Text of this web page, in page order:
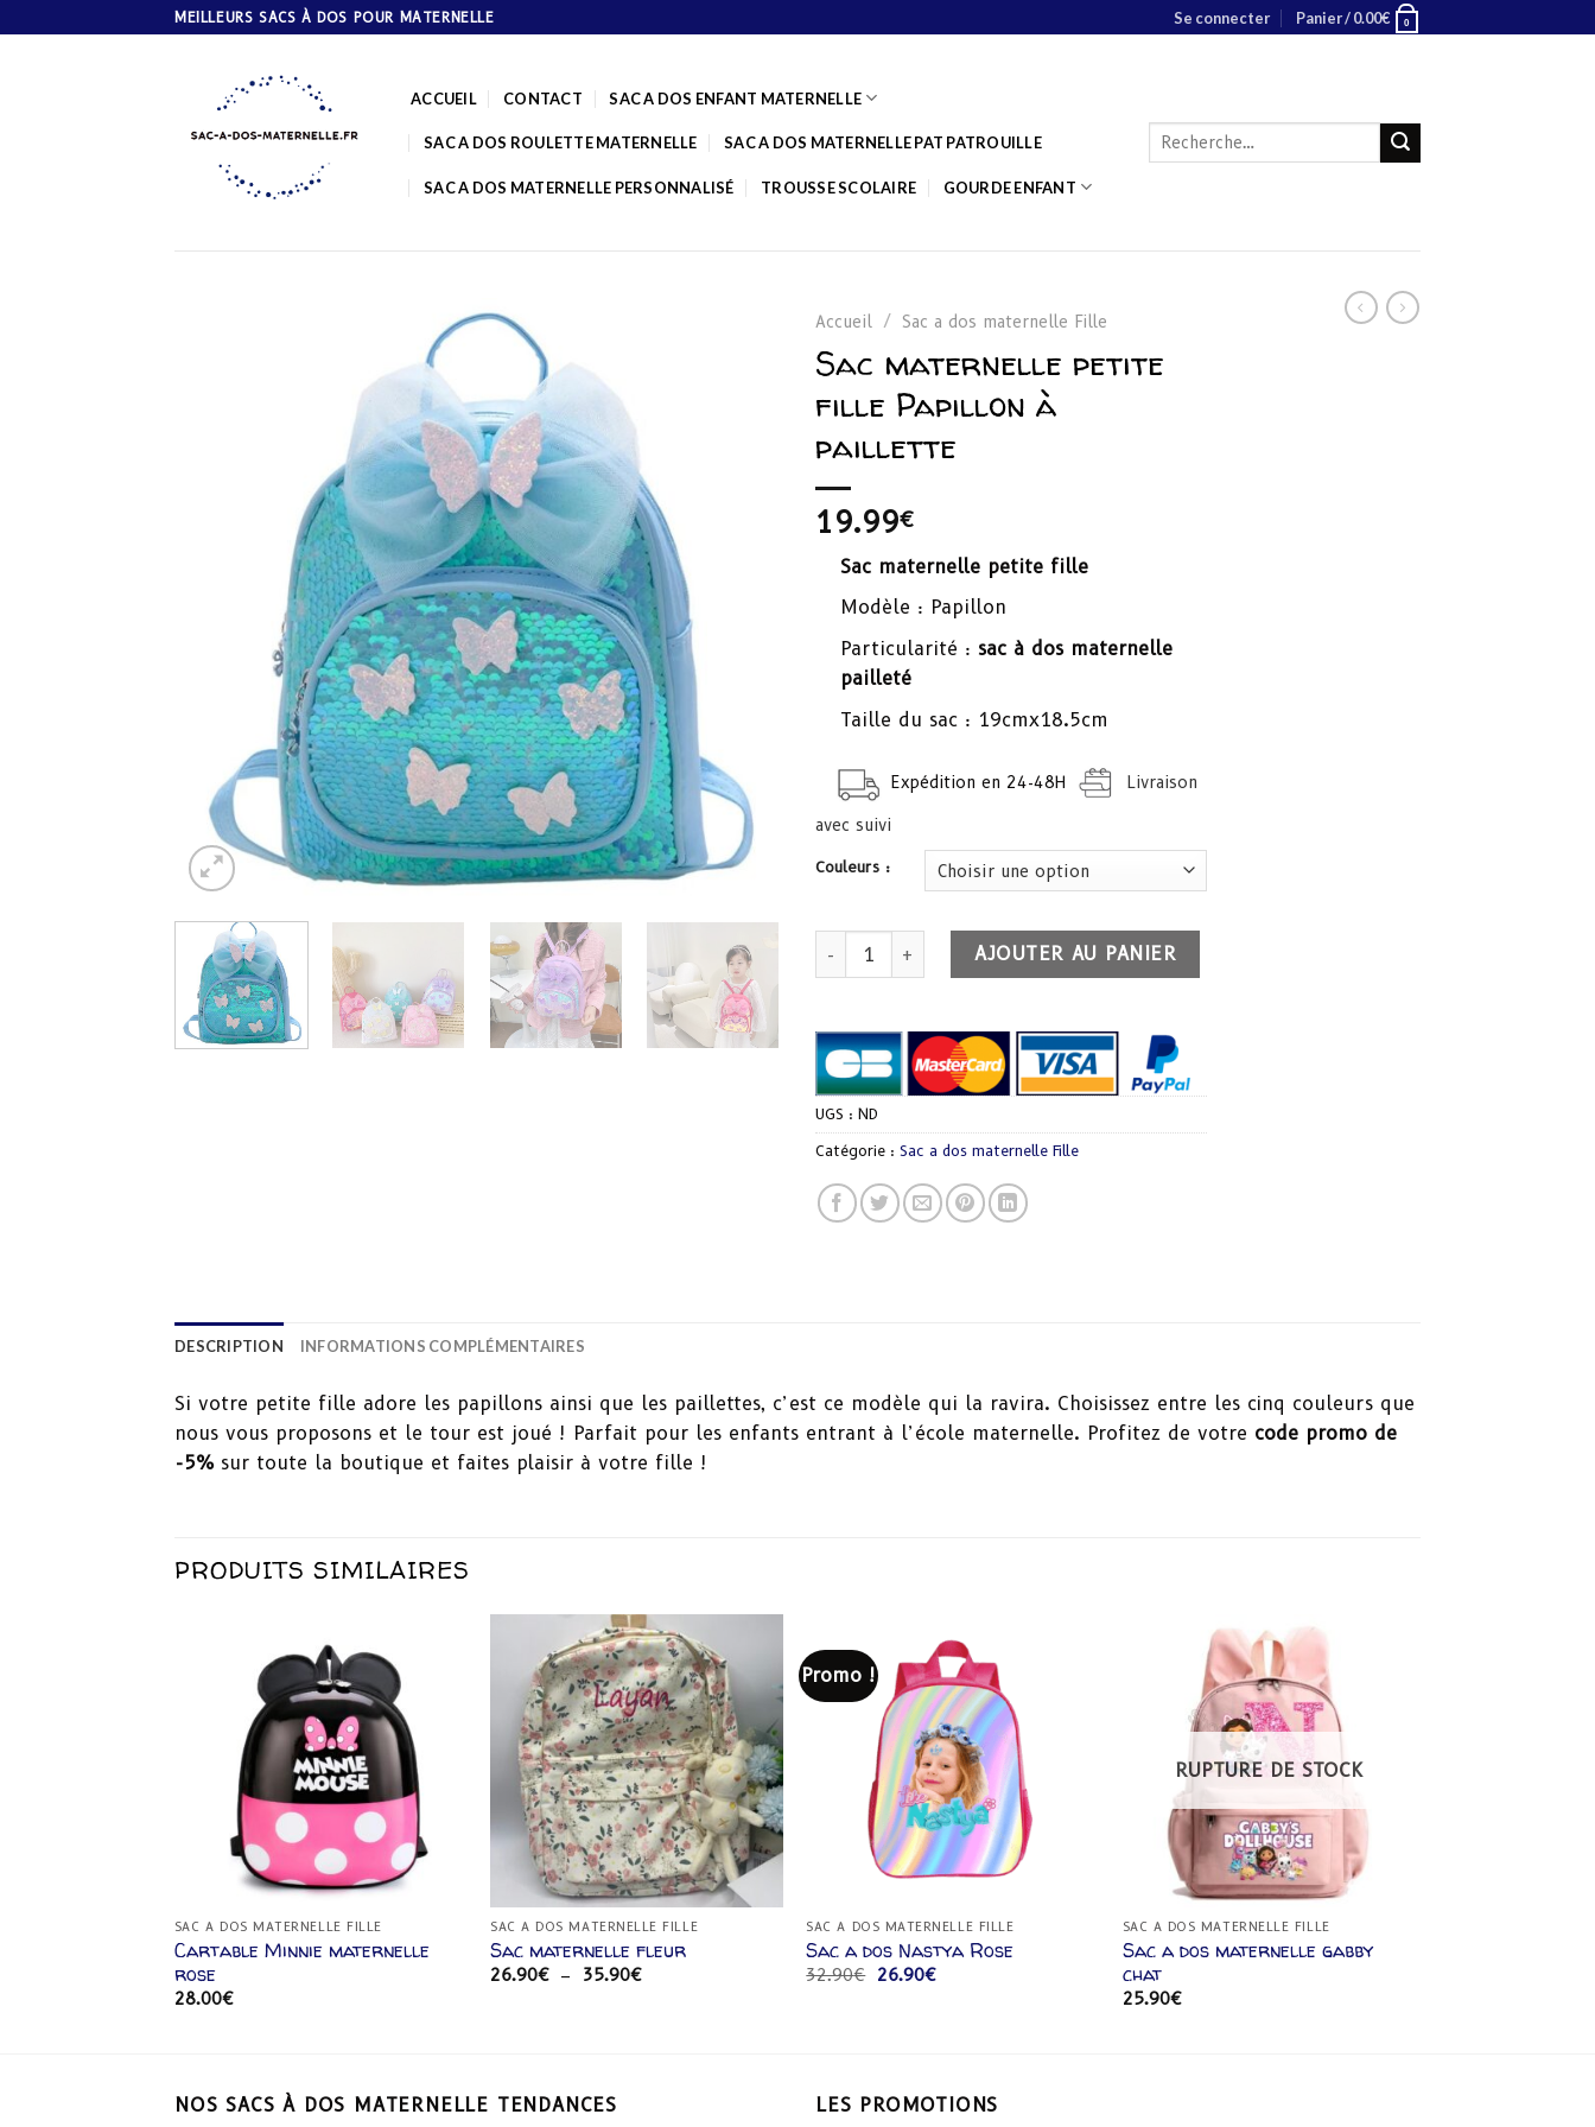
MEILLEURS SACS À DOS POUR MATERNELLE Se connecter Panier /0.00€ 0
ACCUEIL CONTACT SAC A DOS ENFANT MATERNELLE
SAC A DOS ROULETTE MATERNELLE SAC A DOS MATERNELLE PAT PATROUILLE
SAC A DOS MATERNELLE PERSONNALISÉ TROUSSE SCOLAIRE GOURDE ENFANT
Recherche
Accueil / Sac a dos maternelle Fille
Sac maternelle petite
fille Papillon à
paillette
19.99€
Sac maternelle petite fille
Modèle : Papillon
Particularité : sac à dos maternelle
pailleté
Taille du sac : 19cmx18.5cm
Expédition en 24-48H Livraison
avec suivi
Couleurs :
quantité de Sac maternelle petite fille Papillon à paillette
AJOUTER AU PANIER
UGS : ND
Catégorie : Sac a dos maternelle Fille
DESCRIPTION INFORMATIONS COMPLÉMENTAIRES
Si votre petite fille adore les papillons ainsi que les paillettes, c’est ce modèle qui la ravira. Choisissez entre les cinq couleurs que
nous vous proposons et le tour est joué ! Parfait pour les enfants entrant à l’école maternelle. Profitez de votre code promo de
-5%sur toute la boutique et faites plaisir à votre fille !
PRODUITS SIMILAIRES
Ajouter
à la
liste
d’envies
SAC A DOS MATERNELLE FILLE
Cartable Minnie maternelle
rose
28.00€
Ajouter
à la
liste
d’envies
SAC A DOS MATERNELLE FILLE
Sac maternelle fleur
26.90€ – 35.90€Plage
Promo !
SAC A DOS MATERNELLE FILLE
Sac a dos Nastya Rose
32.90€ Le
26.90€Le
d’envies
RUPTURE DE STOCK
SAC A DOS MATERNELLE FILLE
Sac a dos maternelle gabby
chat
25.90€
NOS SACS À DOS MATERNELLE TENDANCES LES PROMOTIONS